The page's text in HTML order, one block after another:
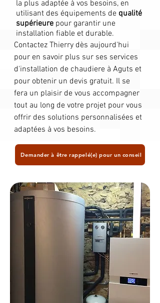
la plus adaptée à vos besoins, en
utilisant des équipements de qualité
supérieure pour garantir une
installation fiable et durable.​
Contactez Thierry dès aujourd'hui
pour en savoir plus sur ses services
d'installation de chaudiere à Aguts et
pour obtenir un devis gratuit. Il se
fera un plaisir de vous accompagner
tout au long de votre projet pour vous
offrir des solutions personnalisées et
adaptées à vos besoins.
Demander à être rappelé(e) pour un conseil